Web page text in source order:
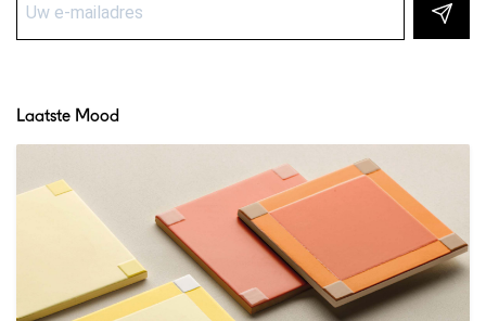
Laatste Mood